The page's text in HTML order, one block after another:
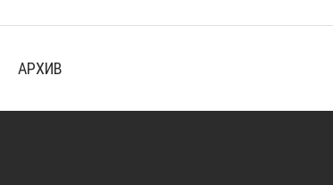
АРХИВ